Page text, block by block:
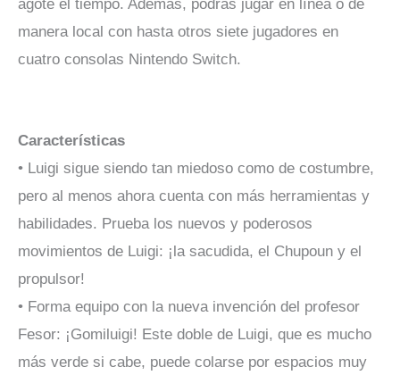
agote el tiempo. Además, podrás jugar en línea o de
manera local con hasta otros siete jugadores en
cuatro consolas Nintendo Switch.
Características
• Luigi sigue siendo tan miedoso como de costumbre,
pero al menos ahora cuenta con más herramientas y
habilidades. Prueba los nuevos y poderosos
movimientos de Luigi: ¡la sacudida, el Chupoun y el
propulsor!
• Forma equipo con la nueva invención del profesor
Fesor: ¡Gomiluigi! Este doble de Luigi, que es mucho
más verde si cabe, puede colarse por espacios muy